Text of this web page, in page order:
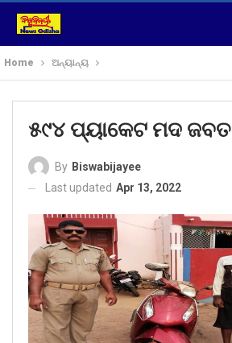
Home ଅନ୍ୟାନ୍ୟ
୫୯୪ ପ୍ୟାକେଟ ମଦ ଜବତ
By Biswabijayee
Last updated Apr 13, 2022